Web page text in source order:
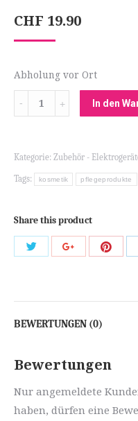
CHF 19.90
Abholung vor Ort
Menge
In den
Kategorie: Zubehör -
Tags: kosmetik pflegeprodukte
Share this product
Share
Share
BEWERTUNGEN (0)
Bewertungen
Nur angemeldete
haben, dürfen eine